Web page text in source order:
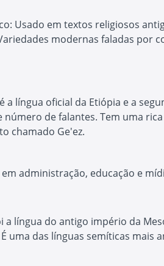
Usado em textos religiosos
modernas faladas por
a língua oficial da Etiópia e a
número de falantes. Tem uma
chamado Ge'ez.
administração, educação e
a língua do antigo império da
uma das línguas semíticas mais